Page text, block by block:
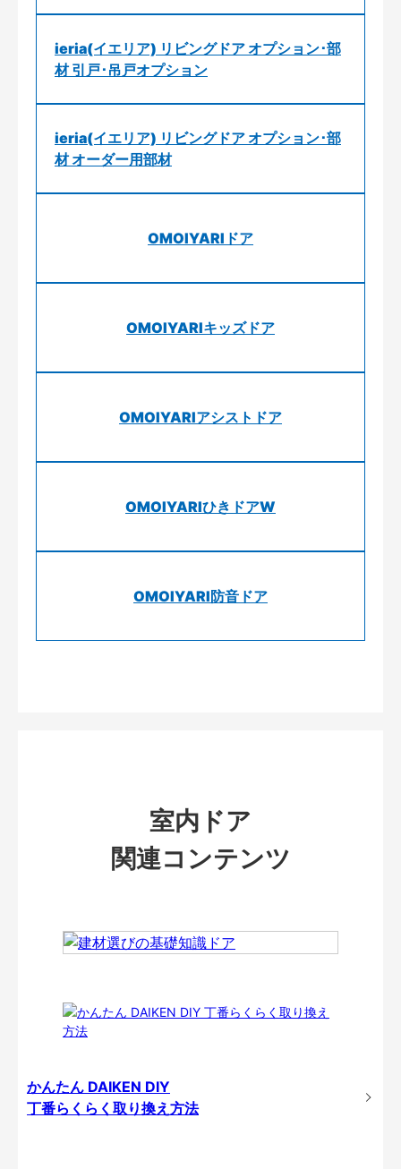
ieria(イエリア) リビングドア オプション･部
材 引戸･吊戸オプション
ieria(イエリア) リビングドア オプション･部
材 オーダー用部材
OMOIYARIドア
OMOIYARIキッズドア
OMOIYARIアシストドア
OMOIYARIひきドアW
OMOIYARI防音ドア
室内ドア
関連コンテンツ
かんたん DAIKEN DIY
丁番らくらく取り換え方法